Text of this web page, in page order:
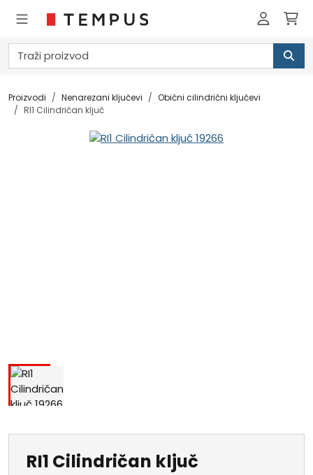
Proizvodi Nenarezani ključevi
Obični cilindrični ključevi
RI1 Cilindričan ključ
RI1 Cilindričan ključ